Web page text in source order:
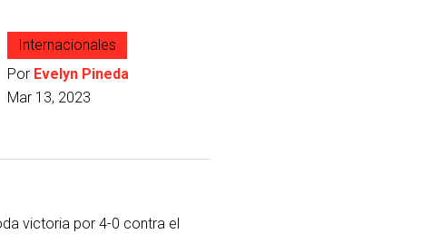
Internacionales
Por Evelyn Pineda
Mar 13, 2023
victoria por 4-0 contra el